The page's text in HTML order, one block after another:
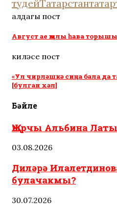
тудейТатарстан
алдагы пост
Август ае җылы һава
киләсе пост
«Ул чирләшкә сиңа бала да
[булган хәл]
Бәйле
Җырчы Альбина
03.08.2026
Диләрә
булачакмы?
30.07.2026